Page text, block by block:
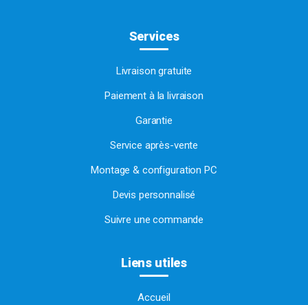
Services
Livraison gratuite
Paiement à la livraison
Garantie
Service après-vente
Montage & configuration PC
Devis personnalisé
Suivre une commande
Liens utiles
Accueil